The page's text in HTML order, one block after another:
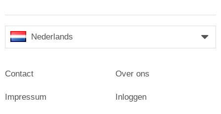
Nederlands
Contact
Impressum
Over ons
Inloggen